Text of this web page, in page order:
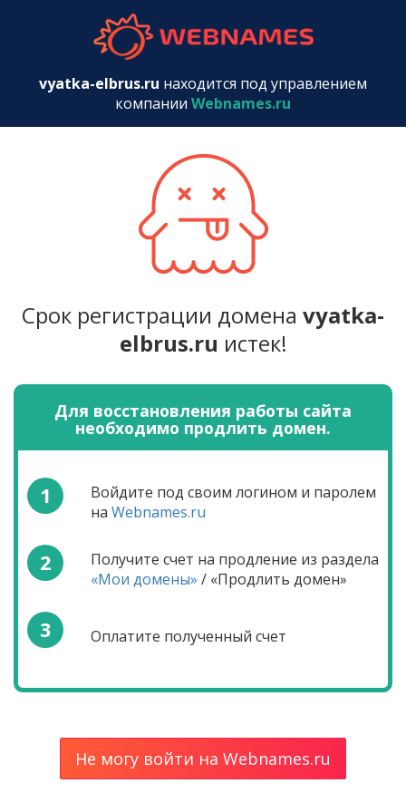
vyatka-elbrus.ru находится под управлением
компании Webnames.ru
Срок регистрации домена vyatka-
elbrus.ru истек!
Для восстановления работы сайта
необходимо продлить домен.
1
Войдите под своим логином и паролем
на Webnames.ru
2
Получите счет на продление из раздела
«Мои домены» / «Продлить домен»
3 Оплатите полученный счет
Не могу войти на Webnames.ru